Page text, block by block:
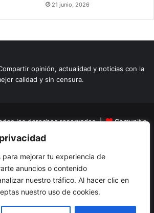
para mejorar tu experiencia de
anuncios o contenido
nuestro tráfico. Al hacer clic en
nuestro uso de cookies.
21 junio, 2026
opinión, actualidad y noticias con la
calidad y sin censura.
los derechos reservados |
Comunitic
SAS BICNit 901228106
Variedades Opinion Turismo
Caricaturas Reportajes
FacebookYouTubeInstagram